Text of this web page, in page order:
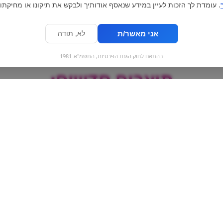
מוצרים חדשים:
. עומדת לך הזכות לעיין במידע שנאסף אודותיך ולבקש את תיקונו או
אני מאשר/ת לא, תודה
בהתאם לחוק הגנת הפרטיות, התשמ"א-1981